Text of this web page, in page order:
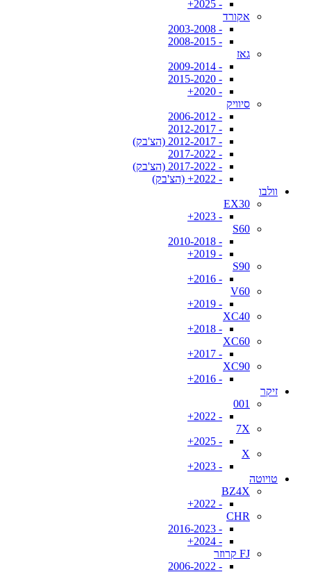
- 2025+
אקורד
- 2003-2008
- 2008-2015
גאז
- 2009-2014
- 2015-2020
- 2020+
סיוויק
- 2006-2012
- 2012-2017
- 2012-2017 (הצ'בק)
- 2017-2022
- 2017-2022 (הצ'בק)
- 2022+ (הצ'בק)
וולבו
EX30
- 2023+
S60
- 2010-2018
- 2019+
S90
- 2016+
V60
- 2019+
XC40
- 2018+
XC60
- 2017+
XC90
- 2016+
זיקר
001
- 2022+
7X
- 2025+
X
- 2023+
טויוטה
BZ4X
- 2022+
CHR
- 2016-2023
- 2024+
FJ קרוזר
- 2006-2022